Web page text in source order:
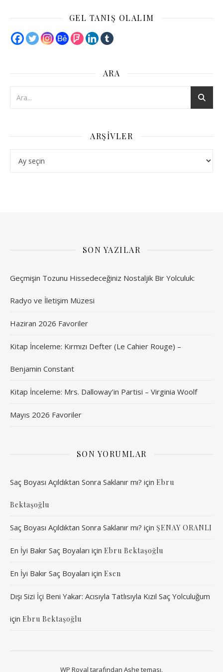
GEL TANIŞ OLALIM
ARA
ARŞIVLER
SON YAZILAR
Geçmişin Tozunu Hissedeceğiniz Nostaljik Bir Yolculuk:
Radyo ve İletişim Müzesi
Haziran 2026 Favoriler
Kitap İnceleme: Kırmızı Defter (Le Cahier Rouge) –
Benjamin Constant
Kitap İnceleme: Mrs. Dalloway’in Partisi – Virginia Woolf
Mayıs 2026 Favoriler
SON YORUMLAR
Saç Boyası Açıldıktan Sonra Saklanır mı? için Ebru
Bektaşoğlu
Saç Boyası Açıldıktan Sonra Saklanır mı? için ŞENAY ORANLI
En İyi Bakır Saç Boyaları için Ebru Bektaşoğlu
En İyi Bakır Saç Boyaları için Esen
Dışı Sizi İçi Beni Yakar: Acısıyla Tatlısıyla Kızıl Saç Yolculuğum
için Ebru Bektaşoğlu
WP Royal tarafından Ashe teması.